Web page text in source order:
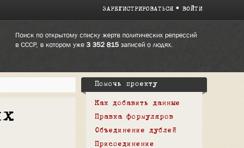
ЗАРЕГИСТРИРОВАТЬСЯ ВОЙТИ
Поиск по открытому списку жертв политических репрессий
в СССР, в котором уже 3 352 815записей о людях.
Помочь проекту
Как добавить данные
Правка формуляров
Объединение дублей
Присоединение